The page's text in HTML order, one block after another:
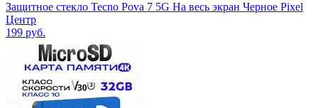
Защитное стекло Tecno Pova 7 5G На весь экран Черное Pixel
Центр
199 руб.